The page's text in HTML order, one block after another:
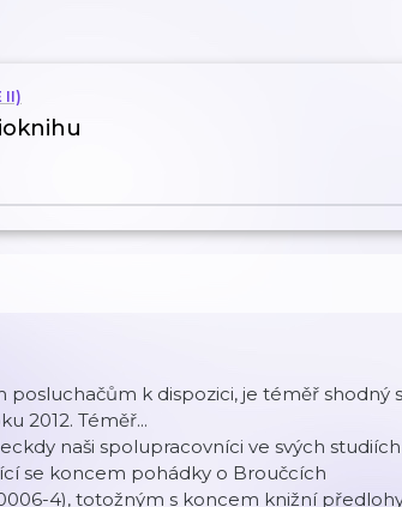
II)
k dispozici, je téměř shodný
2012. Téměř...
naši spolupracovníci ve svých
se koncem pohádky o Broučcích
4), totožným s koncem knižní